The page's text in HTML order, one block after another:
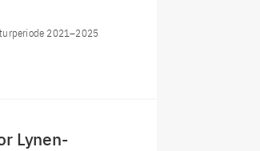
2021–2025
Lynen-